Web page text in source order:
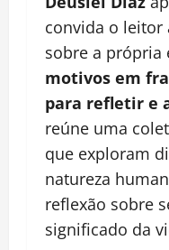
convida o leitor
sobre a própria
motivos em
para refletir e
reúne uma
que exploram
natureza
reflexão sobre
significado da